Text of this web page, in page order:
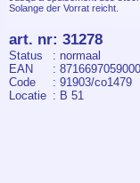
Solange der Vorrat reicht.
art. nr: 31278
Status
: normaal
EAN
: 8716697059000
Code
: 91903/co1479
Locatie : B 51